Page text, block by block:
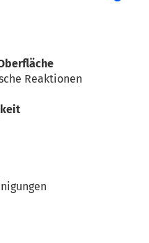
Reaktionen